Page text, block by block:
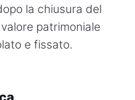
la chiusura del
patrimoniale
e fissato.